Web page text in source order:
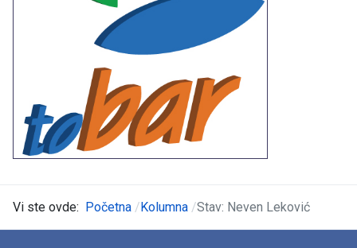
Vi ste ovde: Početna Kolumna Stav: Neven Leković